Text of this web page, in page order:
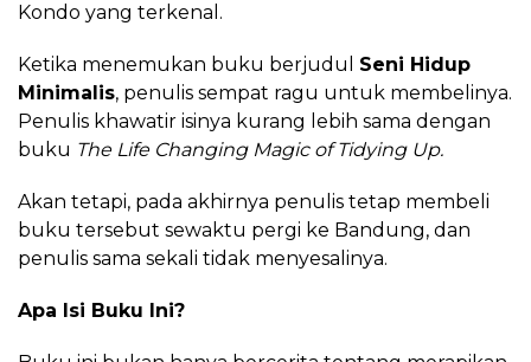
Kondo yang terkenal.
Ketika menemukan buku berjudul Seni Hidup
Minimalis, penulis sempat ragu untuk membelinya.
Penulis khawatir isinya kurang lebih sama dengan
buku The Life Changing Magic of Tidying Up.
Akan tetapi, pada akhirnya penulis tetap membeli
buku tersebut sewaktu pergi ke Bandung, dan
penulis sama sekali tidak menyesalinya.
Apa Isi Buku Ini?